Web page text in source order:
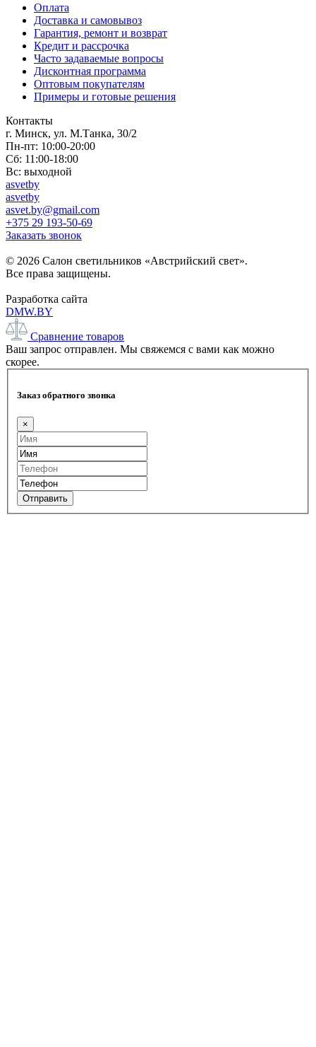
Оплата
Доставка и самовывоз
Гарантия, ремонт и возврат
Кредит и рассрочка
Часто задаваемые вопросы
Дисконтная программа
Оптовым покупателям
Примеры и готовые решения
Контакты
г. Минск, ул. М.Танка, 30/2
Пн-пт: 10:00-20:00
Сб: 11:00-18:00
Вс: выходной
asvetby
asvetby
asvet.by@gmail.com
+375 29 193-50-69
Заказать звонок
© 2026 Салон светильников «Австрийский свет».
Все права защищены.
Разработка сайта
DMW.BY
Сравнение товаров
Ваш запрос отправлен. Мы свяжемся с вами как можно
скорее.
Заказ обратного звонка
×
Отправить